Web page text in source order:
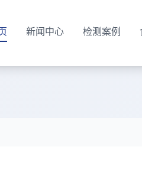
新闻中心 检测案例